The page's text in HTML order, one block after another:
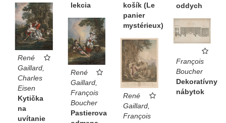
oddych
košík (Le
panier
mystérieux)
lekcia
René
Gaillard,
Charles
Eisen
Kytička
na
uvítanie
René
Gaillard,
François
Boucher
Pastierova
François
Boucher
Dekoratívny
nábytok
René
Gaillard,
François